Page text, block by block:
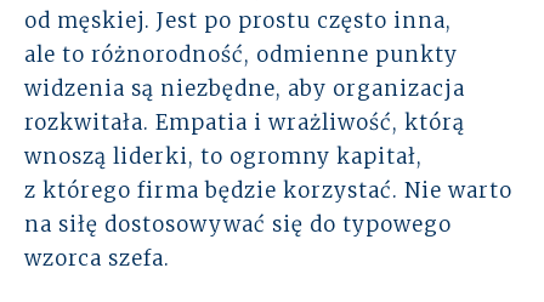
od męskiej. Jest po prostu często inna,
ale to różnorodność, odmienne punkty
widzenia są niezbędne, aby organizacja
rozkwitała. Empatia i wrażliwość, którą
wnoszą liderki, to ogromny kapitał,
z którego firma będzie korzystać. Nie warto
na siłę dostosowywać się do typowego
wzorca szefa.